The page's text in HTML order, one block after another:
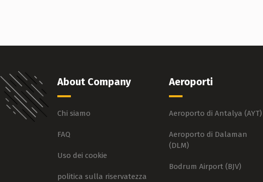
About Company
Chi siamo
FAQ
Uso dei cookie
politica sulla riservatezza
Aeroporti
Aeroporto di Antalya (AYT)
Aeroporto di Dalaman
(DLM)
Bodrum Airport (BJV)